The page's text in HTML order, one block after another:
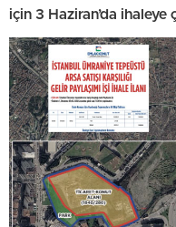
için 3 Haziran’da ihaleye